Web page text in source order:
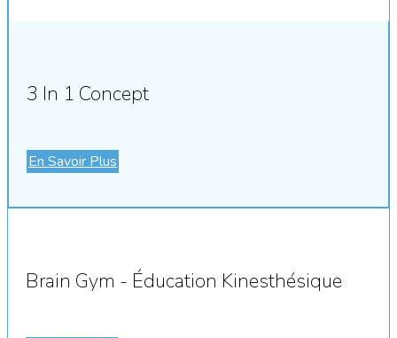
3 In 1 Concept
En Savoir Plus
Brain Gym - Éducation Kinesthésique